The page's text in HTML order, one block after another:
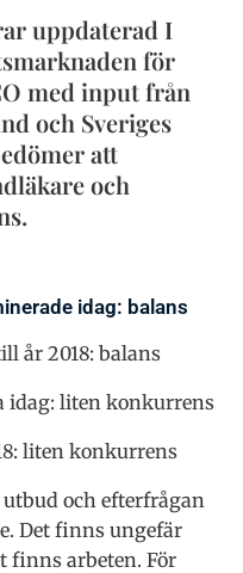
uppdaterad I
för
med input från
och Sveriges
att
och
idag: balans
år 2018: balans
idag: liten konkurrens
liten konkurrens
och efterfrågan
Det finns ungefär
finns arbeten. För